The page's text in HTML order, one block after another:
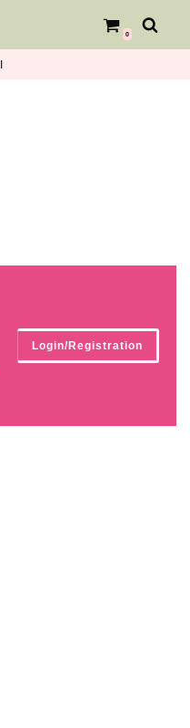
0
Login/Registration